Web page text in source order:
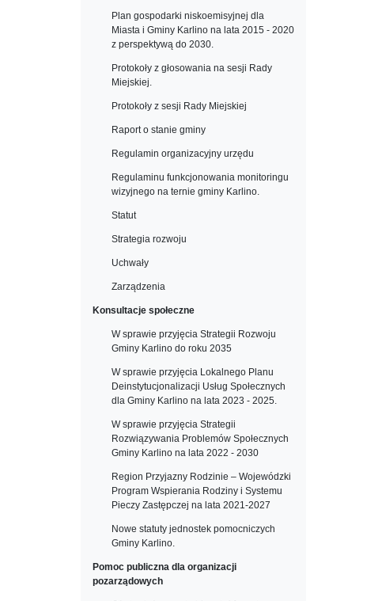
Plan gospodarki niskoemisyjnej dla
Miasta i Gminy Karlino na lata 2015 - 2020
z perspektywą do 2030.
Protokoły z głosowania na sesji Rady
Miejskiej.
Protokoły z sesji Rady Miejskiej
Raport o stanie gminy
Regulamin organizacyjny urzędu
Regulaminu funkcjonowania monitoringu
wizyjnego na ternie gminy Karlino.
Statut
Strategia rozwoju
Uchwały
Zarządzenia
Konsultacje społeczne
W sprawie przyjęcia Strategii Rozwoju
Gminy Karlino do roku 2035
W sprawie przyjęcia Lokalnego Planu
Deinstytucjonalizacji Usług Społecznych
dla Gminy Karlino na lata 2023 - 2025.
W sprawie przyjęcia Strategii
Rozwiązywania Problemów Społecznych
Gminy Karlino na lata 2022 - 2030
Region Przyjazny Rodzinie – Wojewódzki
Program Wspierania Rodziny i Systemu
Pieczy Zastępczej na lata 2021-2027
Nowe statuty jednostek pomocniczych
Gminy Karlino.
Pomoc publiczna dla organizacji
pozarządowych